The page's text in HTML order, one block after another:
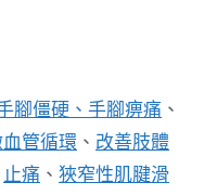
腳僵硬、手腳痹痛 、
管循環 、 改善肢體
止痛 、 狹窄性肌腱滑